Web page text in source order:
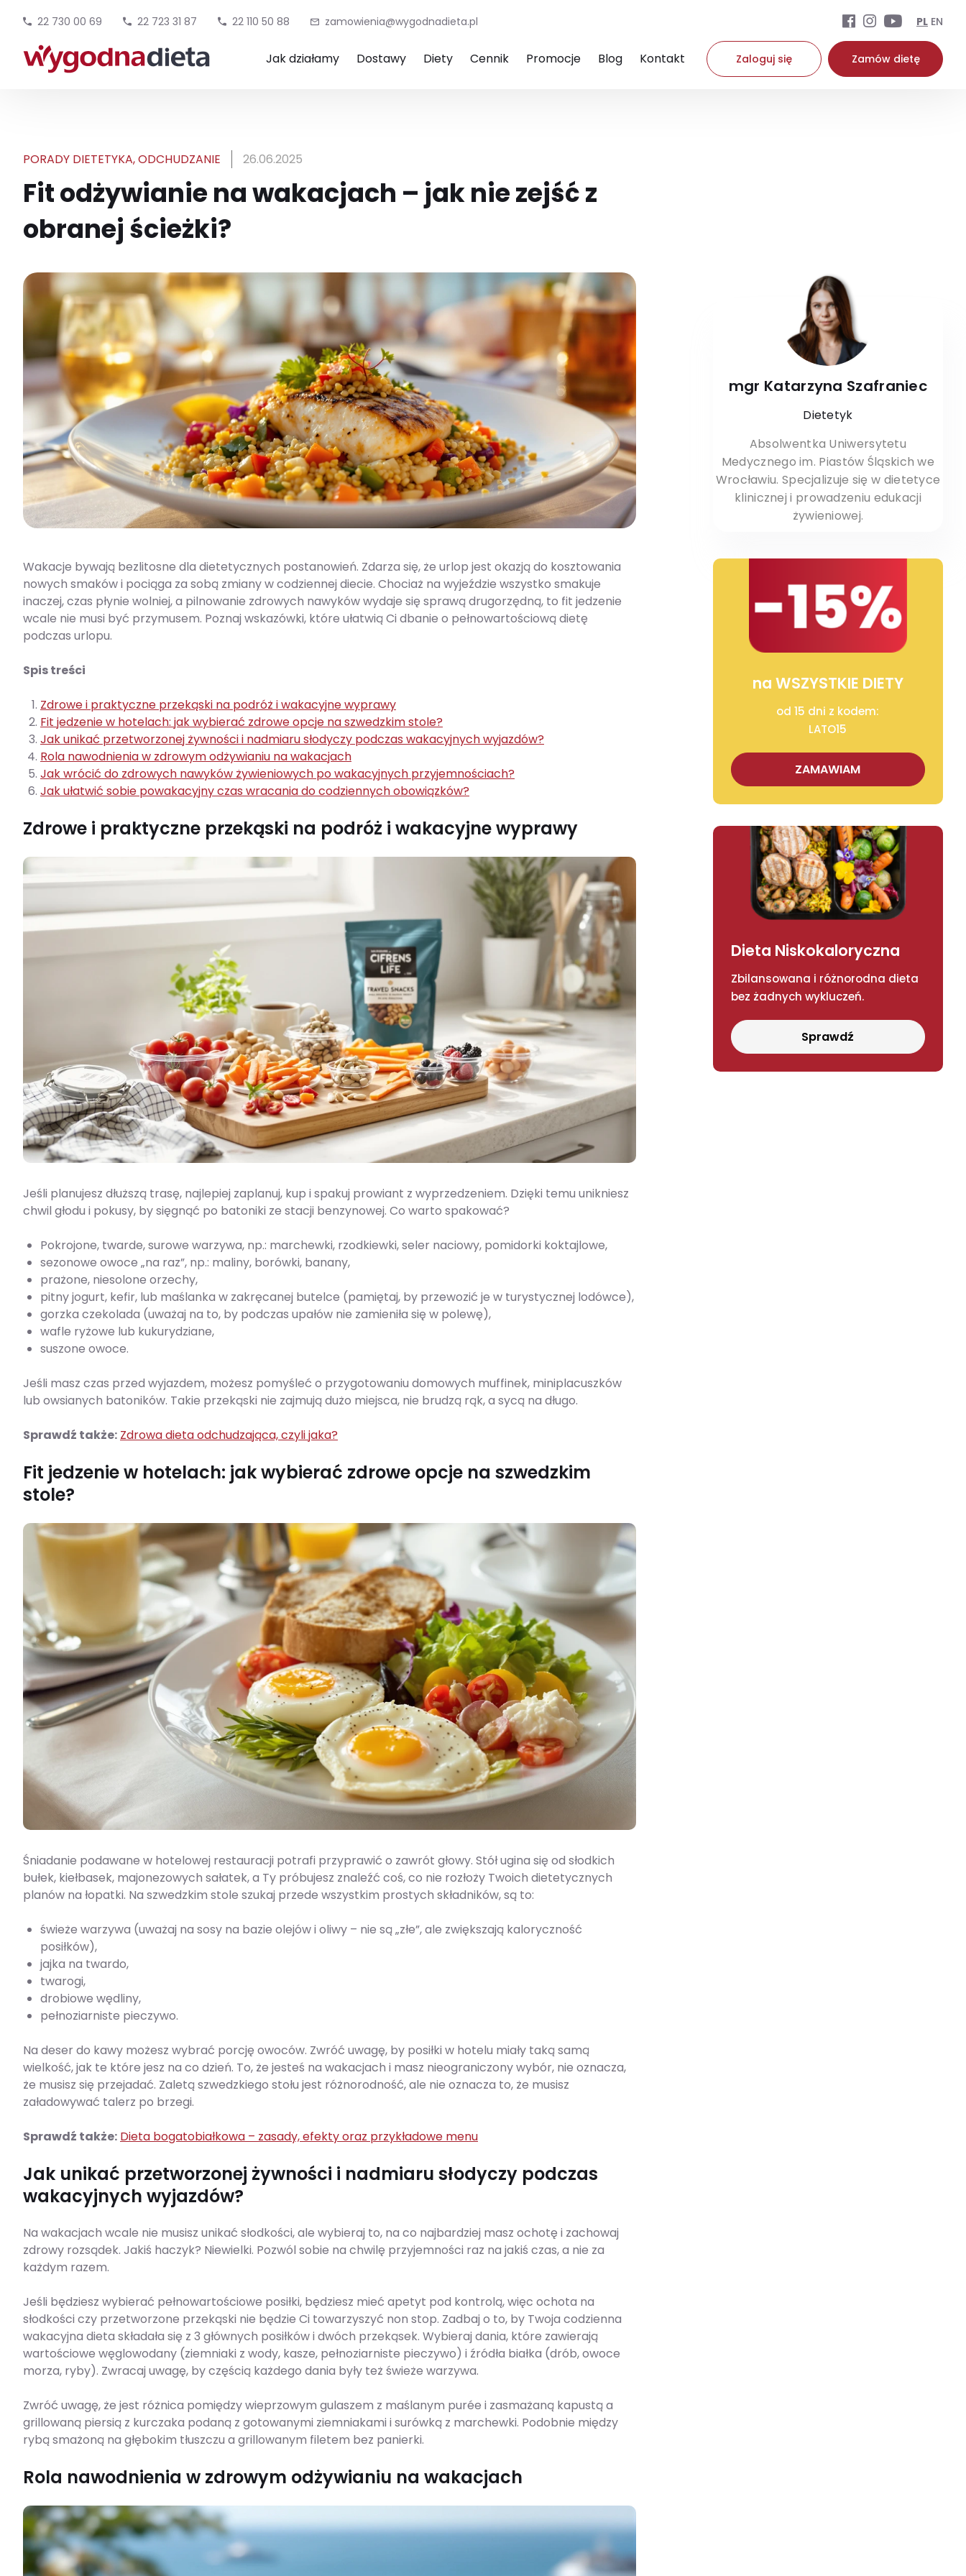
22 730 00 69 22 723 31 87 22 110 50 88 zamowienia@wygodnadieta.pl PL EN
Jak działamy Dostawy Diety Cennik Promocje Blog Kontakt Zaloguj się Zamów dietę
PORADY DIETETYKA,ODCHUDZANIE 26.06.2025
Fit odżywianie na wakacjach – jak nie zejść z
obranej ścieżki?
mgr Katarzyna Szafraniec
Dietetyk
Absolwentka Uniwersytetu
Medycznego im. Piastów Śląskich we
Wrocławiu. Specjalizuje się w dietetyce
klinicznej i prowadzeniu edukacji
żywieniowej.
Wakacje bywają bezlitosne dla dietetycznych postanowień. Zdarza się, że urlop jest okazją do kosztowania
nowych smaków i pociąga za sobą zmiany w codziennej diecie. Chociaż na wyjeździe wszystko smakuje
inaczej, czas płynie wolniej, a pilnowanie zdrowych nawyków wydaje się sprawą drugorzędną, to fit jedzenie
wcale nie musi być przymusem. Poznaj wskazówki, które ułatwią Ci dbanie o pełnowartościową dietę
podczas urlopu.
Spis treści
Zdrowe i praktyczne przekąski na podróż i wakacyjne wyprawy
Fit jedzenie w hotelach: jak wybierać zdrowe opcje na szwedzkim stole?
Jak unikać przetworzonej żywności i nadmiaru słodyczy podczas wakacyjnych wyjazdów?
Rola nawodnienia w zdrowym odżywianiu na wakacjach
Jak wrócić do zdrowych nawyków żywieniowych po wakacyjnych przyjemnościach?
Jak ułatwić sobie powakacyjny czas wracania do codziennych obowiązków?
Zdrowe i praktyczne przekąski na podróż i wakacyjne wyprawy
Jeśli planujesz dłuższą trasę, najlepiej zaplanuj, kup i spakuj prowiant z wyprzedzeniem. Dzięki temu unikniesz
chwil głodu i pokusy, by sięgnąć po batoniki ze stacji benzynowej. Co warto spakować?
Pokrojone, twarde, surowe warzywa, np.: marchewki, rzodkiewki, seler naciowy, pomidorki koktajlowe,
sezonowe owoce „na raz”, np.: maliny, borówki, banany,
prażone, niesolone orzechy,
pitny jogurt, kefir, lub maślanka w zakręcanej butelce (pamiętaj, by przewozić je w turystycznej lodówce),
gorzka czekolada (uważaj na to, by podczas upałów nie zamieniła się w polewę),
wafle ryżowe lub kukurydziane,
suszone owoce.
Jeśli masz czas przed wyjazdem, możesz pomyśleć o przygotowaniu domowych muffinek, miniplacuszków
lub owsianych batoników. Takie przekąski nie zajmują dużo miejsca, nie brudzą rąk, a sycą na długo.
Sprawdź także: Zdrowa dieta odchudzająca, czyli jaka?
Fit jedzenie w hotelach: jak wybierać zdrowe opcje na szwedzkim
stole?
Śniadanie podawane w hotelowej restauracji potrafi przyprawić o zawrót głowy. Stół ugina się od słodkich
bułek, kiełbasek, majonezowych sałatek, a Ty próbujesz znaleźć coś, co nie rozłoży Twoich dietetycznych
planów na łopatki. Na szwedzkim stole szukaj przede wszystkim prostych składników, są to:
świeże warzywa (uważaj na sosy na bazie olejów i oliwy – nie są „złe”, ale zwiększają kaloryczność
posiłków),
jajka na twardo,
twarogi,
drobiowe wędliny,
pełnoziarniste pieczywo.
Na deser do kawy możesz wybrać porcję owoców. Zwróć uwagę, by posiłki w hotelu miały taką samą
wielkość, jak te które jesz na co dzień. To, że jesteś na wakacjach i masz nieograniczony wybór, nie oznacza,
że musisz się przejadać. Zaletą szwedzkiego stołu jest różnorodność, ale nie oznacza to, że musisz
załadowywać talerz po brzegi.
Sprawdź także: Dieta bogatobiałkowa – zasady, efekty oraz przykładowe menu
Jak unikać przetworzonej żywności i nadmiaru słodyczy podczas
wakacyjnych wyjazdów?
Na wakacjach wcale nie musisz unikać słodkości, ale wybieraj to, na co najbardziej masz ochotę i zachowaj
zdrowy rozsądek. Jakiś haczyk? Niewielki. Pozwól sobie na chwilę przyjemności raz na jakiś czas, a nie za
każdym razem.
Jeśli będziesz wybierać pełnowartościowe posiłki, będziesz mieć apetyt pod kontrolą, więc ochota na
słodkości czy przetworzone przekąski nie będzie Ci towarzyszyć non stop. Zadbaj o to, by Twoja codzienna
wakacyjna dieta składała się z 3 głównych posiłków i dwóch przekąsek. Wybieraj dania, które zawierają
wartościowe węglowodany (ziemniaki z wody, kasze, pełnoziarniste pieczywo) i źródła białka (drób, owoce
morza, ryby). Zwracaj uwagę, by częścią każdego dania były też świeże warzywa.
Zwróć uwagę, że jest różnica pomiędzy wieprzowym gulaszem z maślanym purée i zasmażaną kapustą a
grillowaną piersią z kurczaka podaną z gotowanymi ziemniakami i surówką z marchewki. Podobnie między
rybą smażoną na głębokim tłuszczu a grillowanym filetem bez panierki.
Rola nawodnienia w zdrowym odżywianiu na wakacjach
na WSZYSTKIE DIETY
od 15 dni z kodem:
LATO15
ZAMAWIAM
Dieta Niskokaloryczna
Zbilansowana i różnorodna dieta
bez żadnych wykluczeń.
Sprawdź